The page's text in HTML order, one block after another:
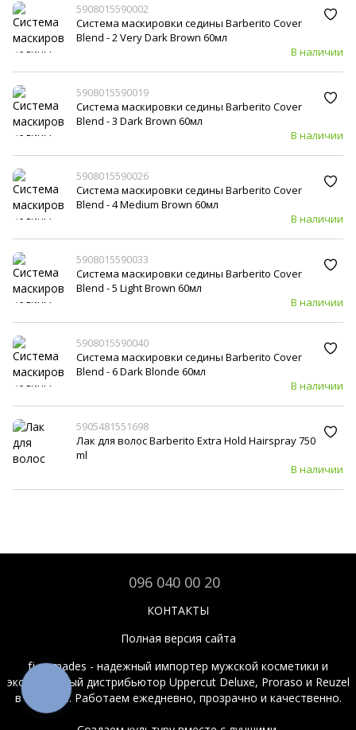
5908015590002
Система маскировки седины Barberito Cover
Blend - 2 Very Dark Brown 60мл
В наличии
5908015590019
Система маскировки седины Barberito Cover
Blend - 3 Dark Brown 60мл
В наличии
5908015590026
Система маскировки седины Barberito Cover
Blend - 4 Medium Brown 60мл
В наличии
5908015590033
Система маскировки седины Barberito Cover
Blend - 5 Light Brown 60мл
В наличии
5908015590040
Система маскировки седины Barberito Cover
Blend - 6 Dark Blonde 60мл
В наличии
5905481551698
Лак для волос Barberito Extra Hold Hairspray 750
ml
В наличии
096 040 00 20
КОНТАКТЫ
Полная версия сайта
fj pomades - надежный импортер мужской косметики и
эксклюзивный дистрибьютор Uppercut Deluxe, Proraso и Reuzel
в Украине. Работаем ежедневно, прозрачно и качественно.